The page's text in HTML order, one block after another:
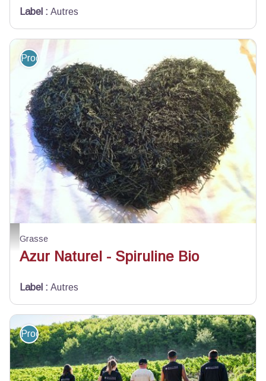
Label : Autres
Sébastien Gaudemer
Produit du terroir et artisanat
Grasse
Azur Naturel - Spiruline Bio
Label : Autres
Produit du terroir et artisanat